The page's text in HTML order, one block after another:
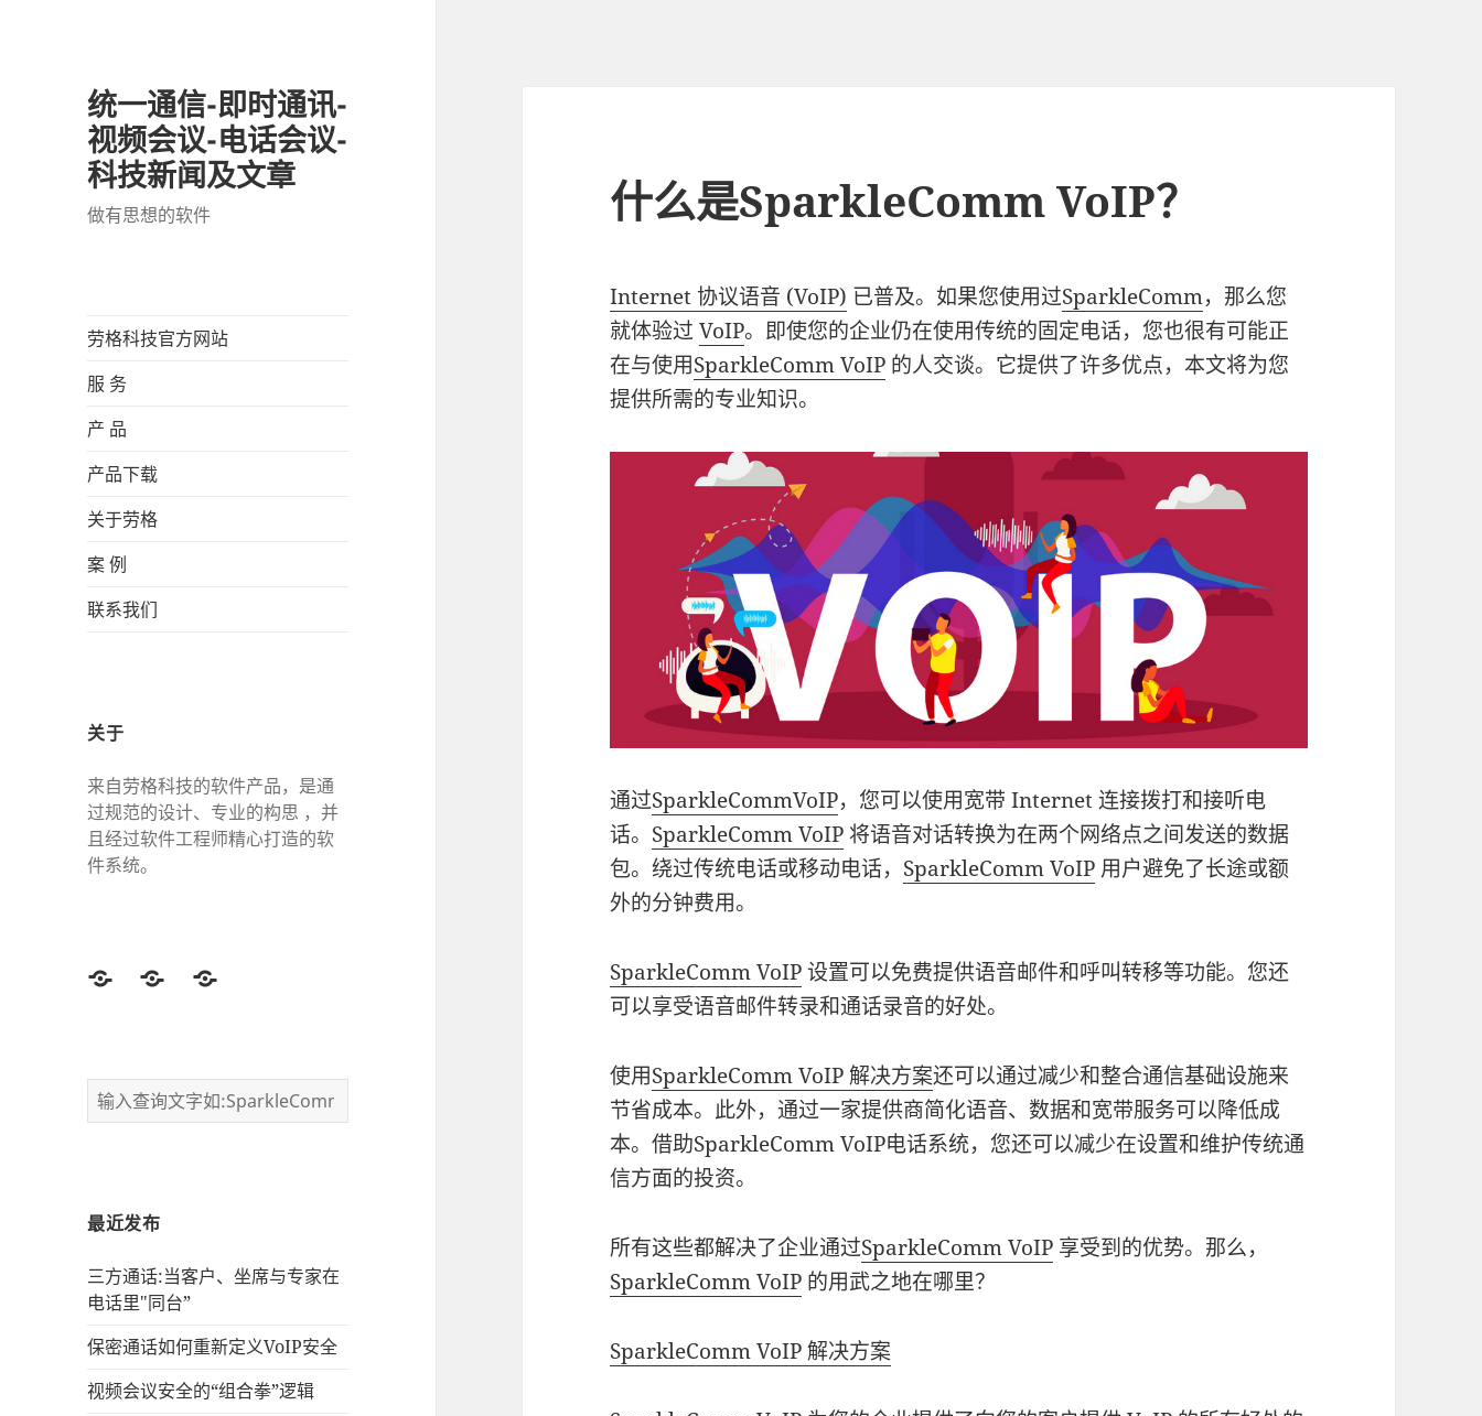
统一通信-即时通讯-
视频会议-电话会议-
科技新闻及文章
做有思想的软件
劳格科技官方网站
服 务
产 品
产品下载
关于劳格
案 例
联系我们
关于
来自劳格科技的软件产品，是通
过规范的设计、专业的构思 ，并
且经过软件工程师精心打造的软
件系统。
TwitterFacebookGoogle
最近发布
三方通话:当客户、坐席与专家在
电话里"同台”
保密通话如何重新定义VoIP安全
视频会议安全的“组合拳”逻辑
什么是SparkleComm VoIP？
Internet 协议语音 (VoIP) 已普及。如果您使用过SparkleComm，那么您
就体验过VoIP。即使您的企业仍在使用传统的固定电话，您也很有可能正
在与使用SparkleComm VoIP 的人交谈。它提供了许多优点，本文将为您
提供所需的专业知识。
通过SparkleCommVoIP，您可以使用宽带 Internet 连接拨打和接听电
话。 SparkleComm VoIP 将语音对话转换为在两个网络点之间发送的数据
包。绕过传统电话或移动电话， SparkleComm VoIP用户避免了长途或额
外的分钟费用。
SparkleComm VoIP设置可以免费提供语音邮件和呼叫转移等功能。您还
可以享受语音邮件转录和通话录音的好处。
使用SparkleComm VoIP 解决方案还可以通过减少和整合通信基础设施来
节省成本。此外，通过一家提供商简化语音、数据和宽带服务可以降低成
本。借助SparkleComm VoIP电话系统，您还可以减少在设置和维护传统通
信方面的投资。
所有这些都解决了企业通过SparkleComm VoIP 享受到的优势。那么，
SparkleComm VoIP 的用武之地在哪里？
SparkleComm VoIP 解决方案